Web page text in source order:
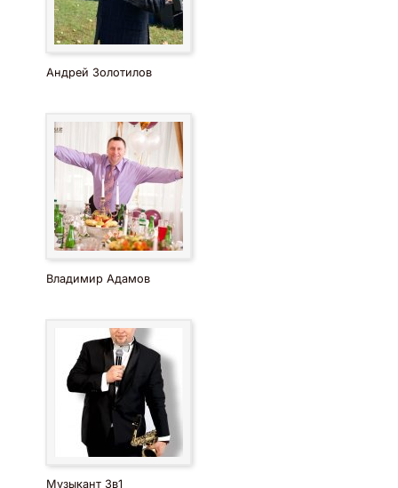
Андрей Золотилов
Владимир Адамов
Музыкант 3в1